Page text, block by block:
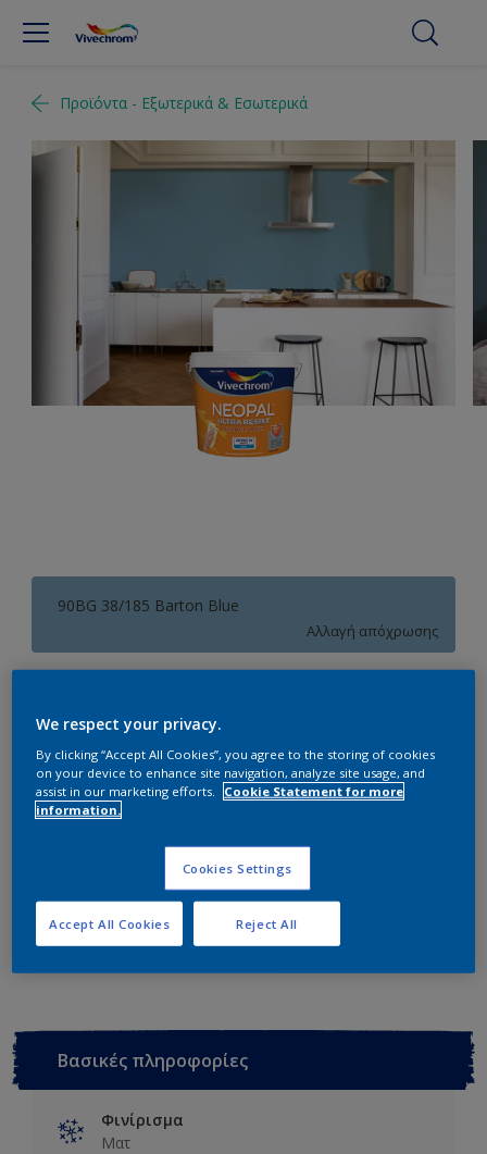
Προϊόντα - Εξωτερικά & Εσωτερικά
90BG 38/185 Barton Blue
Αλλαγή απόχρωσης
1L
Ποσότητα Υπολογισμός χρώματος
Προσθήκη στο Workspace
Εύρεση Καταστήματος
Βασικές πληροφορίες
Φινίρισμα
Ματ
We respect your privacy.
By clicking “Accept All Cookies”, you agree to the storing of cookies
on your device to enhance site navigation, analyze site usage, and
assist in our marketing efforts.
Cookie Statement for more
information.
Cookies Settings
Reject All
Accept All Cookies